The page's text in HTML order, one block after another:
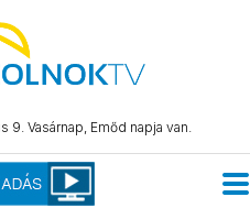
9. Vasárnap, Emőd napja van.